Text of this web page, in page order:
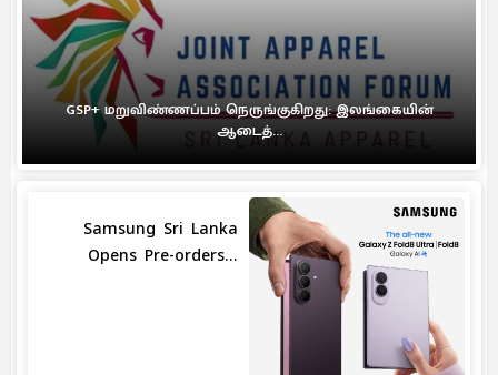
GSP+ மறுவிண்ணப்பம் நெருங்குகிறது: இலங்கையின்
ஆடைத்...
Samsung Sri Lanka
Opens Pre-orders...